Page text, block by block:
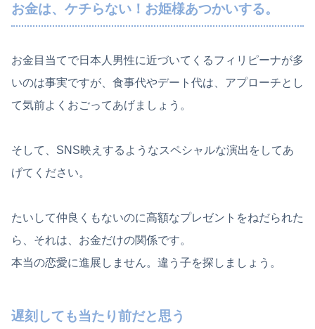
お金は、ケチらない！お姫様あつかいする。
お金目当てで日本人男性に近づいてくるフィリピーナが多
いのは事実ですが、食事代やデート代は、アプローチとし
て気前よくおごってあげましょう。
そして、SNS映えするようなスペシャルな演出をしてあ
げてください。
たいして仲良くもないのに高額なプレゼントをねだられた
ら、それは、お金だけの関係です。
本当の恋愛に進展しません。違う子を探しましょう。
遅刻しても当たり前だと思う